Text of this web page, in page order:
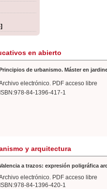
en abierto
de urbanismo. Máster en
electrónico. PDF acceso libre
ISBN:978-84-1396-417-1
y arquitectura
a trazos: expresión poligráfica
electrónico. PDF acceso libre
ISBN:978-84-1396-420-1